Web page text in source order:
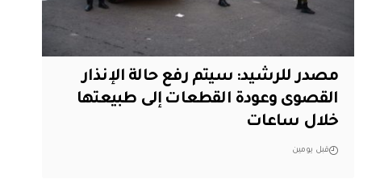
مصدر للرشيد: سيتم رفع حالة الإنذار
القصوى وعودة القطعات إلى طبيعتها
خلال ساعات
قبل يومين